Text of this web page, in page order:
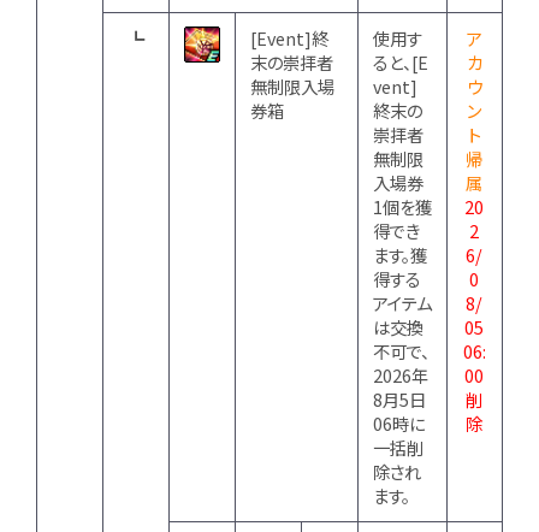
┗
[Event]終
末の崇拝者
無制限入場
券箱
使用す
ると、[E
vent]
終末の
崇拝者
無制限
入場券
1個を獲
得でき
ます。獲
得する
アイテム
は交換
不可で、
2026年
8月5日
06時に
一括削
除され
ます。
ア
カ
ウ
ン
ト
帰
属
20
2
6/
0
8/
05
06:
00
削
除